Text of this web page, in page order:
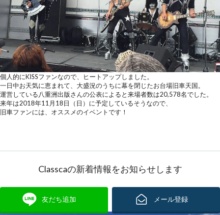
個人的にKISSファンなので、ヒートアップしました。
一日中お天気に恵まれて、大盛況のうちに幕を閉じたお台場旧車天国。
運営している八重洲出版さんの公表によると来場者数は20,578名でした。
来年は2018年11月18日（日）に予定しているそうなので、
旧車ファンには、オススメのイベントです！
Classcaの新着情報をお知らせします
友だち追加 メール登録